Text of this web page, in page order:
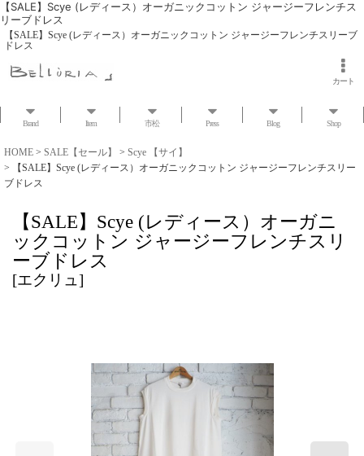
【SALE】Scye (レディース）オーガニックコットン ジャージーフレンチス
リーブドレス
【SALE】Scye (レディース）オーガニックコットン ジャージーフレンチスリーブ
ドレス
カート
Brand Item 市松 Press Blog Shop
HOME > SALE【セール】 > Scye 【サイ】
>
【SALE】Scye (レディース）オーガニックコットン ジャージーフレンチスリー
ブドレス
【SALE】Scye (レディース）オーガニ
ックコットン ジャージーフレンチスリ
ーブドレス
[エクリュ ]